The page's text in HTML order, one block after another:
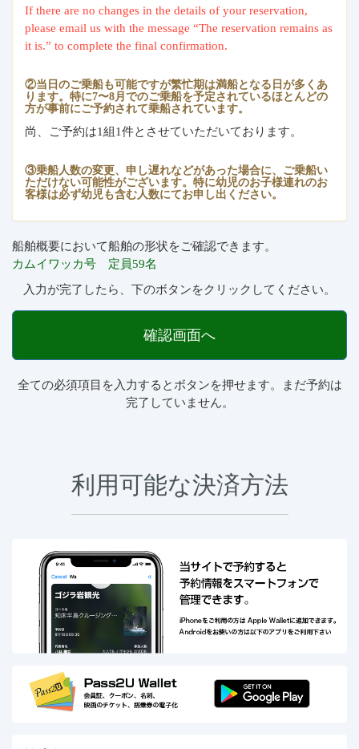
If there are no changes in the details of your reservation,
please email us with the message “The reservation remains as
it is.” to complete the final confirmation.
②当日のご乗船も可能ですが繁忙期は満船となる日が多くあ
ります。特に7〜8月でのご乗船を予定されているほとんどの
方が事前にご予約されて乗船されています。
尚、ご予約は1組1件とさせていただいております。
③乗船人数の変更、申し遅れなどがあった場合に、ご乗船い
ただけない可能性がございます。特に幼児のお子様連れのお
客様は必ず幼児も含む人数にてお申し出ください。
船舶概要において船舶の形状をご確認できます。
カムイワッカ号 定員59名
入力が完了したら、下のボタンをクリックしてください。
確認画面へ
全ての必須項目を入力するとボタンを押せます。まだ予約は
完了していません。
利用可能な決済方法